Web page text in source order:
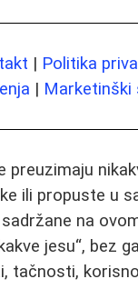
| Politika
| Marketinški
preuzimaju
ili propuste u
na
jesu“, bez
tačnosti,